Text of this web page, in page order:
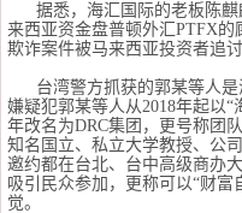
据悉，海汇国际的老板陈麒
来西亚资金盘普顿外汇PTFX
欺诈案件被马来西亚投资者追讨
台湾警方抓获的郭某等人是
嫌疑犯郭某等人从2018年起以“
年改名为DRC集团，更号称团
知名国立、私立大学教授、公
邀约都在台北、台中高级商办
吸引民众参加，更称可以“财
觉。